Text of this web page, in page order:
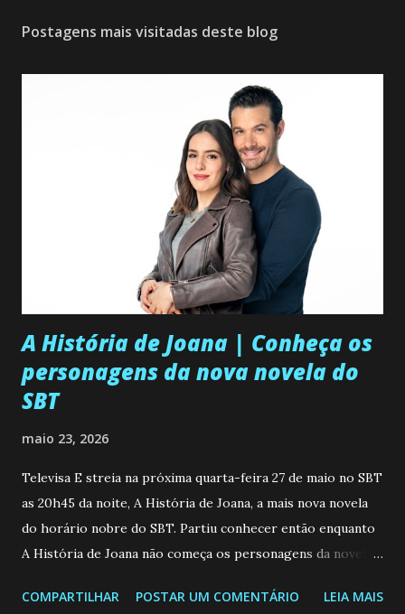
Postagens mais visitadas deste blog
A História de Joana | Conheça os
personagens da nova novela do
SBT
maio 23, 2026
Televisa E streia na próxima quarta-feira 27 de maio no SBT
as 20h45 da noite, A História de Joana, a mais nova novela
do horário nobre do SBT. Partiu conhecer então enquanto
A História de Joana não começa os personagens da novela?
de 25/05/26 a 31/05/26 JOANA GUADALUPE (Camila
COMPARTILHAR POSTAR UM COMENTÁRIO LEIA MAIS